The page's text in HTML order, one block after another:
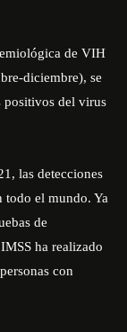
de VIH
diciembre), se
positivos del virus
las detecciones
el mundo. Ya
de
ha realizado
con